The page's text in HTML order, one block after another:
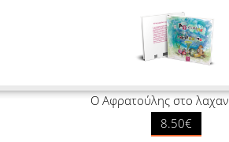
Ο Αφρατούλης στο
8.50€